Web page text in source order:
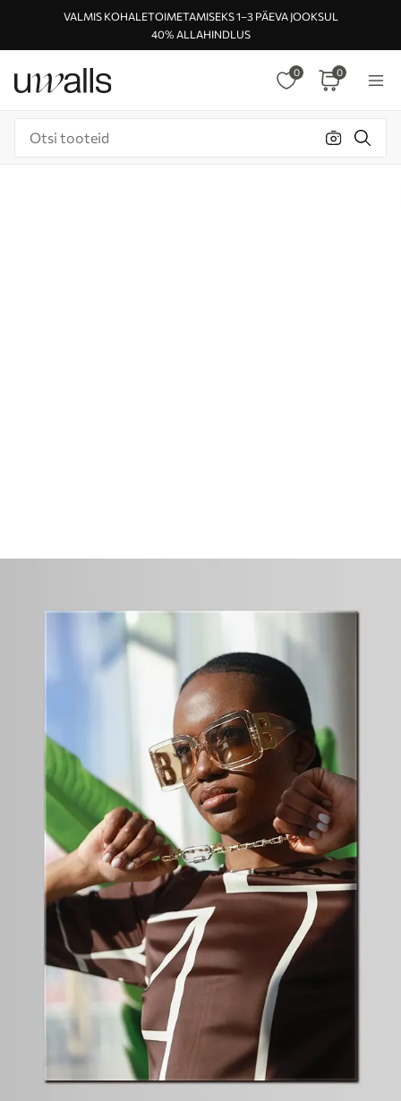
VALMIS KOHALETOIMETAMISEKS 1–3 PÄEVA JOOKSUL
40% ALLAHINDLUS
0 0